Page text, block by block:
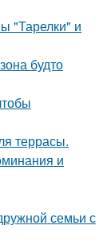
"Тарелки" и
будто
террасы.
и
семьи с